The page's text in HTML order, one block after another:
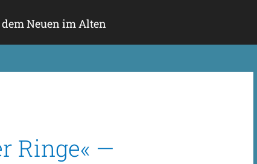
Neuen im Alten
Ringe« —